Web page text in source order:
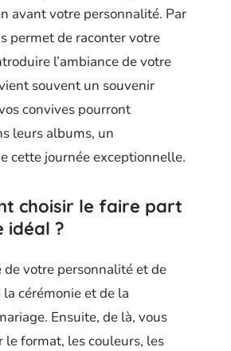
avant votre personnalité. Par
permet de raconter votre
l’ambiance de votre
souvent un souvenir
convives pourront
leurs albums, un
cette journée exceptionnelle.
choisir le faire part
idéal ?
de votre personnalité et de
la cérémonie et de la
Ensuite, de là, vous
le format, les couleurs, les